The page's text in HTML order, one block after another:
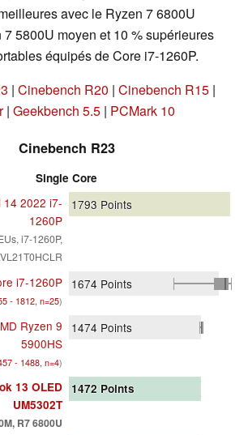
avec le Ryzen 7 6800U
5800U moyen et 10 % supérieures
équipés de Core i7-1260P.
| Cinebench R20 | Cinebench R15 |
| Geekbench 5.5 | PCMark 10
Cinebench R23
Single Core
14 2022 i7-
1260P
i7-1260P,
1793 Points
i7-1260P
- 1812, n=25)
1674 Points
Ryzen 9
5900HS
- 1488, n=4)
1474 Points
13 OLED
UM5302T
R7 6800U
1472 Points